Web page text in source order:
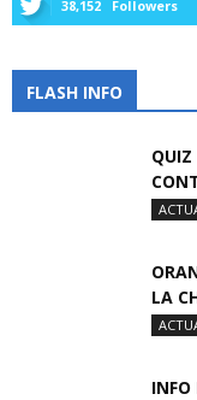
38,152 Followers
FLASH INFO
LA
INFO